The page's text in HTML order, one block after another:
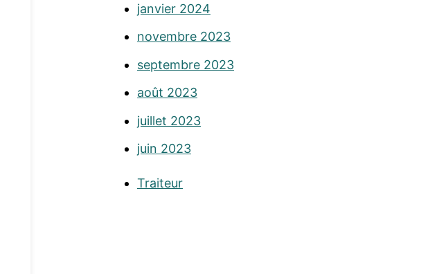
janvier 2024
novembre 2023
septembre 2023
août 2023
juillet 2023
juin 2023
Traiteur